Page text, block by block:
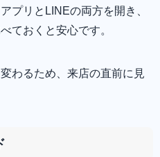
プリとLINEの両方を開き、
ておくと安心です。
わるため、来店の直前に見